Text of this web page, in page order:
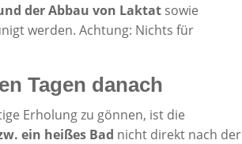
der Abbau von Laktat sowie
werden. Achtung: Nichts für
Tagen danach
Erholung zu gönnen, ist die
ein heißes Bad nicht direkt nach der